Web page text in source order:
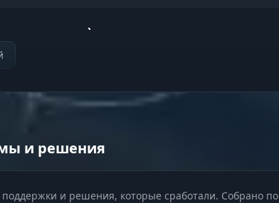
припасов)
транспорта с информацией о прочности. Не трать
время на полусломанный хлам — бери только лучшее.
Избегай стражей. Видь роботов-часовых сквозь стены
и решения
и решения, которые сработали. Собрано по